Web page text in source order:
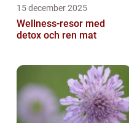
15 december 2025
Wellness-resor med
detox och ren mat